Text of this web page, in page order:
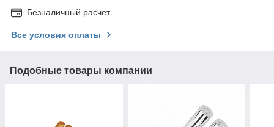
Безналичный расчет
Все условия оплаты
Подобные товары компании